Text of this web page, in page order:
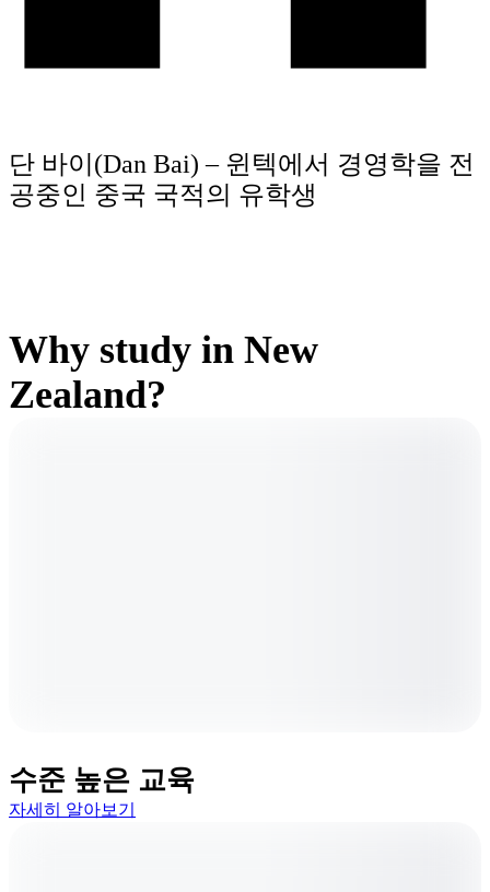
단 바이(Dan Bai) – 윈텍에서 경영학을 전
공중인 중국 국적의 유학생
Why study in New
Zealand?
수준 높은 교육
자세히 알아보기